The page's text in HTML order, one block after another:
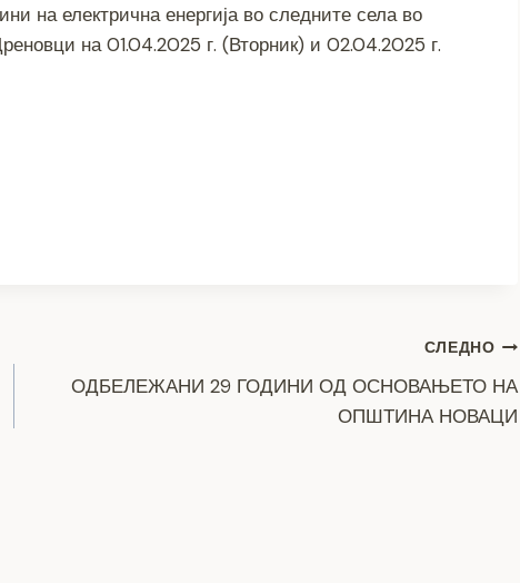
на електрична енергија во следните села во
на 01.04.2025 г. (Вторник) и 02.04.2025 г.
СЛЕДНО
ОДБЕЛЕЖАНИ 29 ГОДИНИ ОД ОСНОВАЊЕТО НА
ОПШТИНА НОВАЦИ